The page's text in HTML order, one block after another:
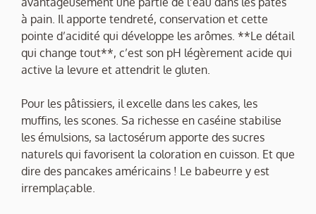
à pain. Il apporte tendreté, conservation et cette
pointe d’acidité qui développe les arômes. **Le détail
qui change tout**, c’est son pH légèrement acide qui
active la levure et attendrit le gluten.
Pour les pâtissiers, il excelle dans les cakes, les
muffins, les scones. Sa richesse en caséine stabilise
les émulsions, sa lactosérum apporte des sucres
naturels qui favorisent la coloration en cuisson. Et que
dire des pancakes américains ! Le babeurre y est
irremplaçable.